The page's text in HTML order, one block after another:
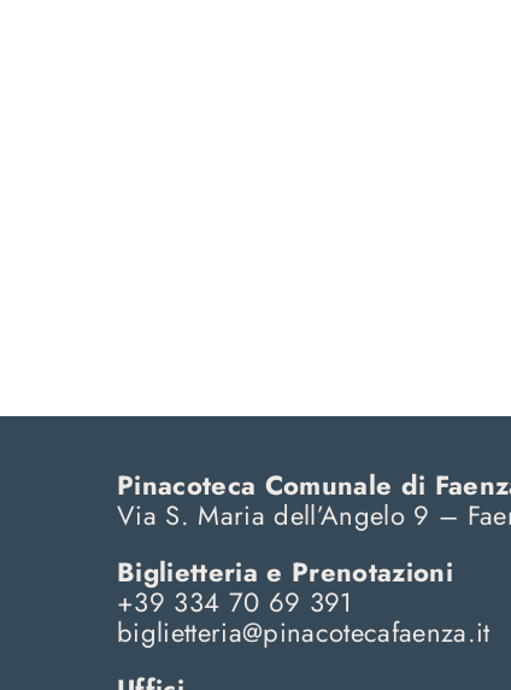
Pinacoteca Comunale di
Via S. Maria dell’Angelo 9 –
Biglietteria e Prenotazioni
+39 334 70 69 391
biglietteria@pinacotecafaenza.it